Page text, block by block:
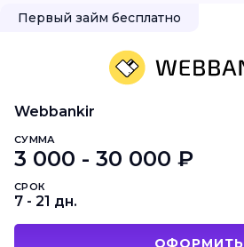
Первый займ бесплатно
Webbankir
СУММА
3 000 - 30 000 ₽
СРОК
7 - 21 дн.